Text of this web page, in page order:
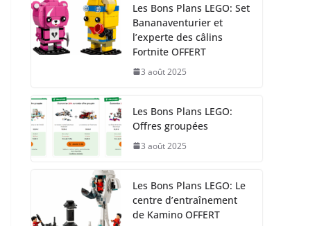
Les Bons Plans LEGO: Set
Bananaventurier et
l’experte des câlins
Fortnite OFFERT
3 août 2025
Les Bons Plans LEGO:
Offres groupées
3 août 2025
Les Bons Plans LEGO: Le
centre d’entraînement
de Kamino OFFERT